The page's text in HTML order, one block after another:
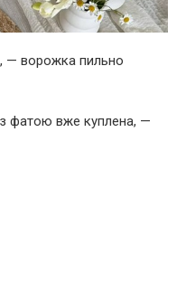
— ворожка пильно
фатою вже куплена, —